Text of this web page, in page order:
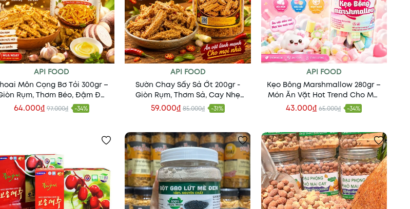
Thêm vào giỏ
API FOOD
Môn Cọng Bơ Tỏi 300gr –
Rụm, Thơm Béo, Đậm Đà
Khó Cưỡng
64.000₫ 97.000₫ -34%
Thêm vào giỏ
API FOOD
Sườn Chay Sấy Sả Ớt 200gr -
Giòn Rụm, Thơm Sả, Cay Nhẹ
Đậm Đà
59.000₫ 85.000₫ -31%
Thêm vào giỏ
API FOOD
Kẹo Bông Marshmallow 280gr –
Món Ăn Vặt Hot Trend Cho Mọi
Lứa Tuổi
43.000₫ 65.000₫ -34%